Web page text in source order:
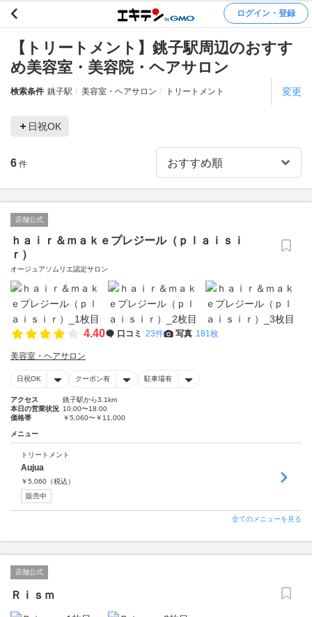
ログイン・登録
【トリートメント】銚子駅周辺のおすす
め美容室・美容院・ヘアサロン
検索条件 銚子駅 美容室・ヘアサロン トリートメント 変更
日祝OK
6 件
店舗公式
ｈａｉｒ＆ｍａｋｅプレジール（ｐｌａｉｓｉ
ｒ）
オージュアソムリエ認定サロン
4.40 口コミ 23件 写真 181枚
美容室・ヘアサロン
日祝OK クーポン有 駐車場有
アクセス
銚子駅から3.1km
本日の営業状況 10:00〜18:00
価格帯
￥5,060〜￥11,000
メニュー
トリートメント
Aujua
￥5,060 （税込）
販売中
全てのメニューを見る
店舗公式
Ｒｉｓｍ